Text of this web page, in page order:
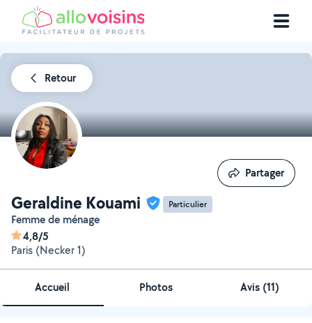
Retour
Geraldine Kouami Particulier
Femme de ménage
4,8/5
Paris (Necker 1)
Partager
Partager
Accueil Photos Avis (11)